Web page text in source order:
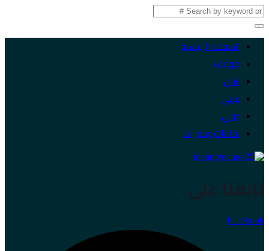
الصفحة الرئيسية
موقف
لبنان
عربي
دولي
لقاءات وحوارات
تابعنا على
Facebook